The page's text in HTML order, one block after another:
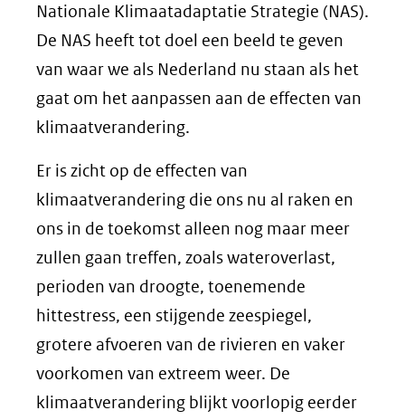
Nationale Klimaatadaptatie Strategie (NAS).
De NAS heeft tot doel een beeld te geven
van waar we als Nederland nu staan als het
gaat om het aanpassen aan de effecten van
klimaatverandering.
Er is zicht op de effecten van
klimaatverandering die ons nu al raken en
ons in de toekomst alleen nog maar meer
zullen gaan treffen, zoals wateroverlast,
perioden van droogte, toenemende
hittestress, een stijgende zeespiegel,
grotere afvoeren van de rivieren en vaker
voorkomen van extreem weer. De
klimaatverandering blijkt voorlopig eerder